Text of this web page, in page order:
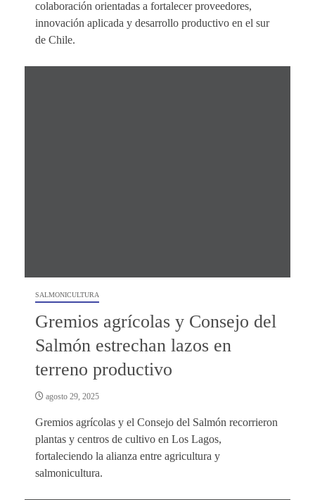
colaboración orientadas a fortalecer proveedores,
innovación aplicada y desarrollo productivo en el sur
de Chile.
SALMONICULTURA
Gremios agrícolas y Consejo del
Salmón estrechan lazos en
terreno productivo
agosto 29, 2025
Gremios agrícolas y el Consejo del Salmón recorrieron
plantas y centros de cultivo en Los Lagos,
fortaleciendo la alianza entre agricultura y
salmonicultura.